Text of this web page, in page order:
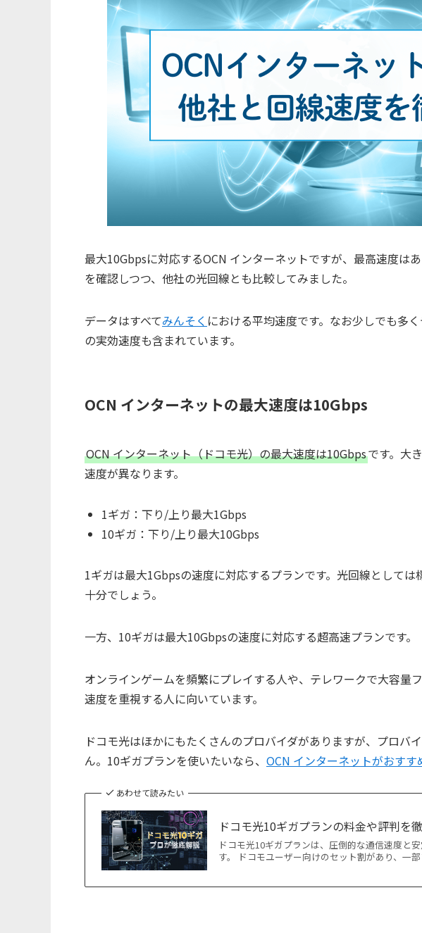
最大10Gbpsに対応するOCN インターネットですが、最高速度は
を確認しつつ、他社の光回線とも比較してみました。
データはすべてみんそく における平均速度です。なお少しでも多
の実効速度も含まれています。
OCN インターネットの最大速度は10Gbps
OCN インターネット（ドコモ光）の最大速度は10Gbpsです。大
速度が異なります。
1ギガ：下り/上り最大1Gbps
10ギガ：下り/上り最大10Gbps
1ギガは最大1Gbpsの速度に対応するプランです。光回線として
十分でしょう。
一方、10ギガは最大10Gbpsの速度に対応する超高速プランです。
オンラインゲームを頻繁にプレイする人や、テレワークで大容量
速度を重視する人に向いています。
ドコモ光はほかにもたくさんのプロバイダがありますが、プロバ
ん。10ギガプランを使いたいなら、 OCN インターネットがおすす
あわせて読みたい
ドコモ光10ギガプランの料金や評判を
ドコモ光10ギガプランは、圧倒的な通信速度と
す。 ドコモユーザー向けのセット割があり、一